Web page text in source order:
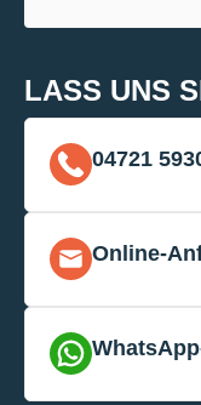
LASS UNS
04721
Online-